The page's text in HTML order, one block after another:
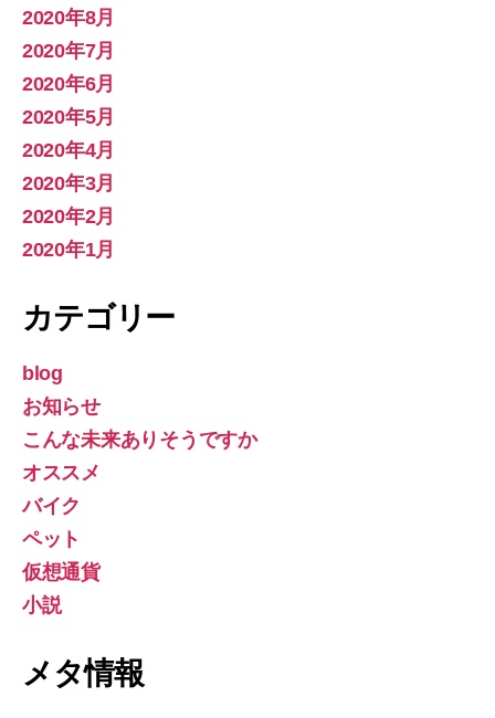
2020年8月
2020年7月
2020年6月
2020年5月
2020年4月
2020年3月
2020年2月
2020年1月
カテゴリー
blog
お知らせ
こんな未来ありそうですか
オススメ
バイク
ペット
仮想通貨
小説
メタ情報